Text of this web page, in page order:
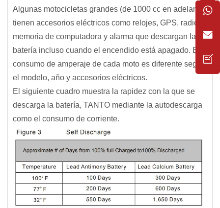
Algunas motocicletas grandes (de 1000 cc en adelante)
tienen accesorios eléctricos como relojes, GPS, radios,
memoria de computadora y alarma que descargan la
batería incluso cuando el encendido está apagado. El
consumo de amperaje de cada moto es diferente según
el modelo, año y accesorios eléctricos.
El siguiente cuadro muestra la rapidez con la que se
descarga la batería, TANTO mediante la autodescarga
como el consumo de corriente.